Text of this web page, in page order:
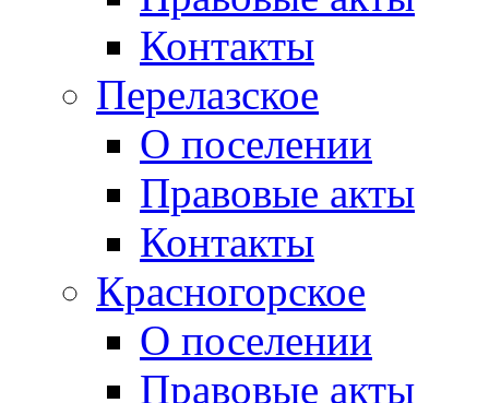
Контакты
Перелазское
О поселении
Правовые акты
Контакты
Красногорское
О поселении
Правовые акты